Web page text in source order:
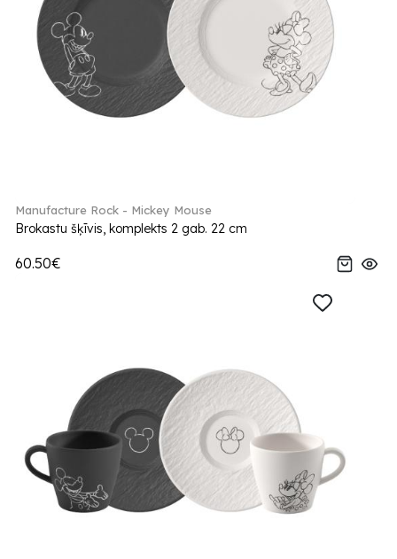
Manufacture Rock - Mickey Mouse
Brokastu šķīvis, komplekts 2 gab. 22 cm
60.50€